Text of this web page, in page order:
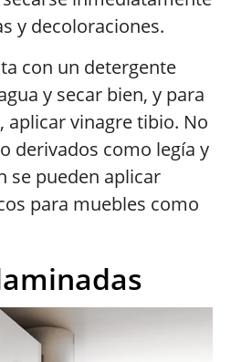
y decoloraciones.
con un detergente
y secar bien, y para
aplicar vinagre tibio. No
derivados como legía y
se pueden aplicar
para muebles como